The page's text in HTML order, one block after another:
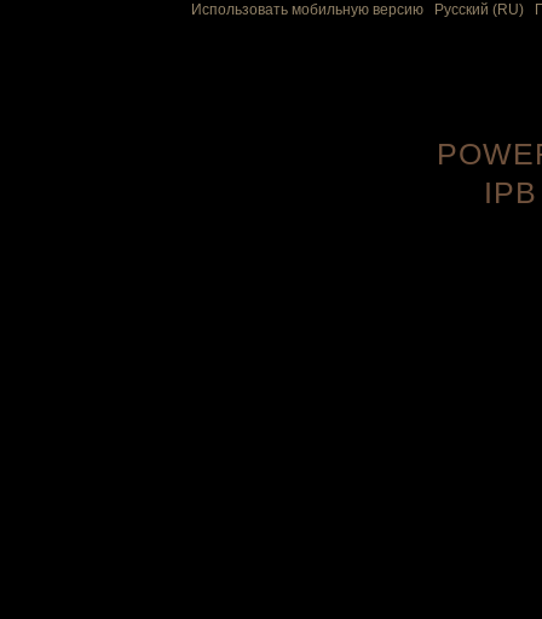
Использовать мобильную версию Русский (RU)